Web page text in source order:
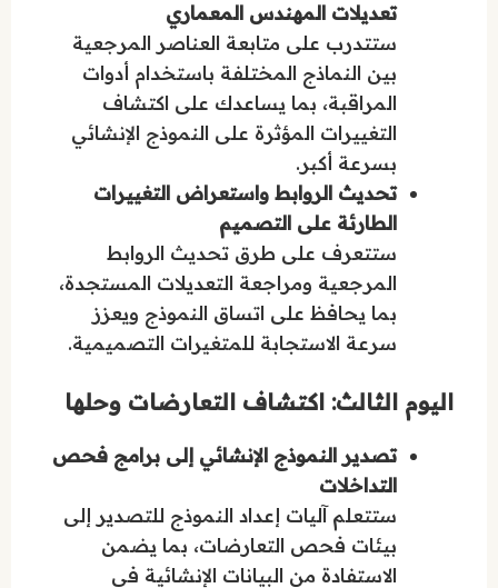
تعديلات المهندس المعماري
ستتدرب على متابعة العناصر المرجعية
بين النماذج المختلفة باستخدام أدوات
المراقبة، بما يساعدك على اكتشاف
التغييرات المؤثرة على النموذج الإنشائي
بسرعة أكبر.
تحديث الروابط واستعراض التغييرات
الطارئة على التصميم
ستتعرف على طرق تحديث الروابط
المرجعية ومراجعة التعديلات المستجدة،
بما يحافظ على اتساق النموذج ويعزز
سرعة الاستجابة للمتغيرات التصميمية.
اليوم الثالث: اكتشاف التعارضات وحلها
تصدير النموذج الإنشائي إلى برامج فحص
التداخلات
ستتعلم آليات إعداد النموذج للتصدير إلى
بيئات فحص التعارضات، بما يضمن
الاستفادة من البيانات الإنشائية في